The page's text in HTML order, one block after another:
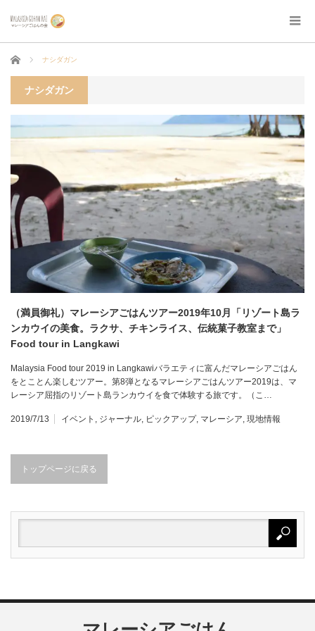
ホーム ナシダガン
ナシダガン
（満員御礼）マレーシアごはんツアー2019年10月「リゾート島ラ
ンカウイの美食。ラクサ、チキンライス、伝統菓子教室まで」
Food tour in Langkawi
Malaysia Food tour 2019 in Langkawiバラエティに富んだマレーシアごはん
をとことん楽しむツアー。第8弾となるマレーシアごはんツアー2019は、マ
レーシア屈指のリゾート島ランカウイを食で体験する旅です。（こ…
2019/7/13 イベント , ジャーナル, ピックアップ, マレーシア, 現地情報
トップページに戻る